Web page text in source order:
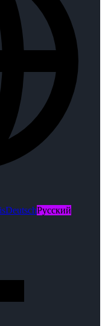
DeutschРусский